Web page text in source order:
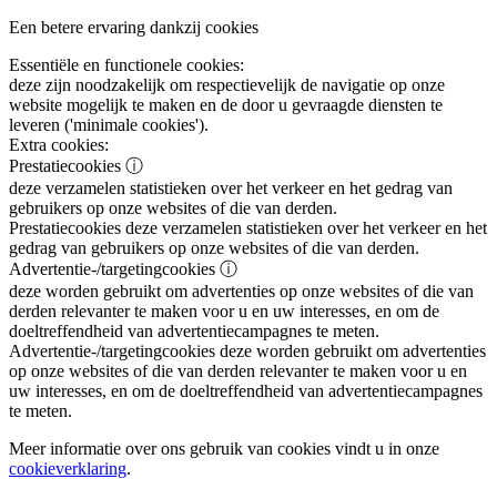
Een betere ervaring dankzij cookies
Essentiële en functionele cookies:
deze zijn noodzakelijk om respectievelijk de navigatie op onze
website mogelijk te maken en de door u gevraagde diensten te
leveren ('minimale cookies').
Extra cookies:
Prestatiecookies ⓘ
deze verzamelen statistieken over het verkeer en het gedrag van
gebruikers op onze websites of die van derden.
Prestatiecookies deze verzamelen statistieken over het verkeer en het
gedrag van gebruikers op onze websites of die van derden.
Advertentie-/targetingcookies ⓘ
deze worden gebruikt om advertenties op onze websites of die van
derden relevanter te maken voor u en uw interesses, en om de
doeltreffendheid van advertentiecampagnes te meten.
Advertentie-/targetingcookies deze worden gebruikt om advertenties
op onze websites of die van derden relevanter te maken voor u en
uw interesses, en om de doeltreffendheid van advertentiecampagnes
te meten.
Meer informatie over ons gebruik van cookies vindt u in onze
cookieverklaring.